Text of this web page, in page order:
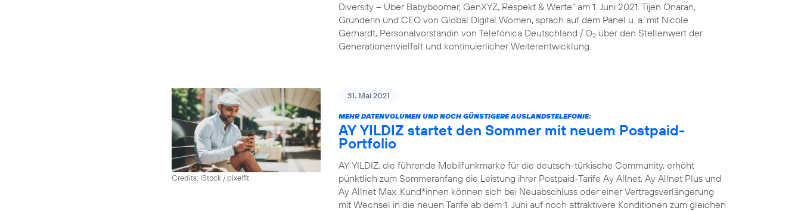
Diversity – Über Babyboomer, GenXYZ, Respekt & Werte“ am 1. Juni 2021. Tijen Onaran,
Gründerin und CEO von Global Digital Women, sprach auf dem Panel u. a. mit Nicole
Gerhardt, Personalvorständin von Telefónica Deutschland / O2 über den Stellenwert der
Generationenvielfalt und kontinuierlicher Weiterentwicklung.
Credits: iStock / pixelfit
31. Mai 2021
MEHR DATENVOLUMEN UND NOCH GÜNSTIGERE AUSLANDSTELEFONIE:
AY YILDIZ startet den Sommer mit neuem Postpaid-
Portfolio
AY YILDIZ, die führende Mobilfunkmarke für die deutsch-türkische Community, erhöht
pünktlich zum Sommeranfang die Leistung ihrer Postpaid-Tarife Ay Allnet, Ay Allnet Plus und
Ay Allnet Max. Kund*innen können sich bei Neuabschluss oder einer Vertragsverlängerung
mit Wechsel in die neuen Tarife ab dem 1. Juni auf noch attraktivere Konditionen zum gleichen